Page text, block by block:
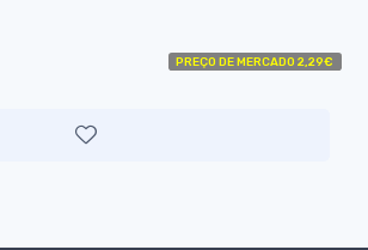
PREÇO DE MERCADO 2,29€